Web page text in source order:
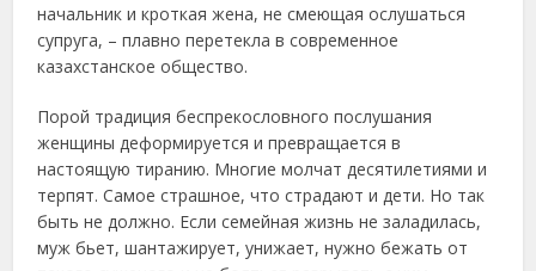
начальник и кроткая жена, не смеющая ослушаться
супруга, – плавно перетекла в современное
казахстанское общество.
Порой традиция беспрекословного послушания
женщины деформируется и превращается в
настоящую тиранию. Многие молчат десятилетиями и
терпят. Самое страшное, что страдают и дети. Но так
быть не должно. Если семейная жизнь не заладилась,
муж бьет, шантажирует, унижает, нужно бежать от